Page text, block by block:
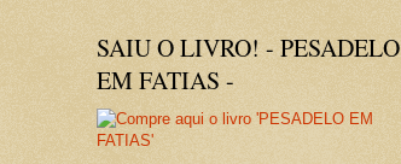
SAIU O LIVRO! - PESADELO
EM FATIAS -